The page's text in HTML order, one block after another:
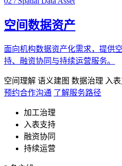
空间数据资产
面向机构数据资产化需求，提供
持、融资协同与持续运营服务。
空间理解 语义建图 数据治理 入
预约合作沟通 了解服务路径
加工治理
入表支持
融资协同
持续运营